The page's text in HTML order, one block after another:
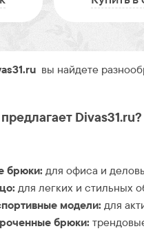
вы найдете
Divas31.ru?
брюки: для офиса и
для легких и стильных
модели: для
брюки: